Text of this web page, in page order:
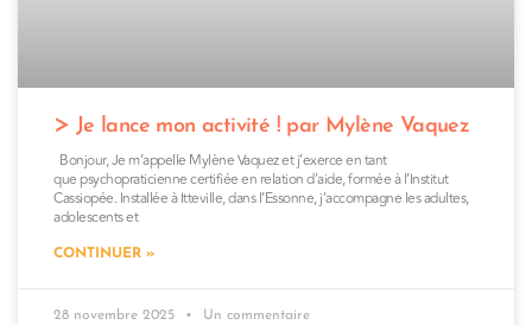
Je lance mon activité ! par Mylène Vaquez
Bonjour, Je m’appelle Mylène Vaquez et j’exerce en tant
que psychopraticienne certifiée en relation d’aide, formée à l’Institut
Cassiopée. Installée à Itteville, dans l’Essonne, j’accompagne les adultes,
adolescents et
CONTINUER »
28 novembre 2025 Un commentaire